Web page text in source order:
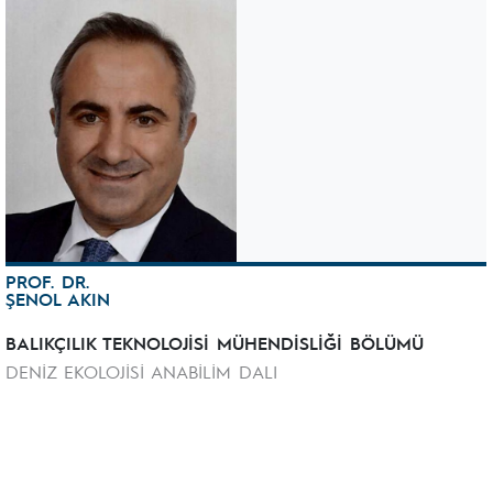
PROF. DR.
ŞENOL AKIN
BALIKÇILIK TEKNOLOJİSİ MÜHENDİSLİĞİ BÖLÜMÜ
DENİZ EKOLOJİSİ ANABİLİM DALI